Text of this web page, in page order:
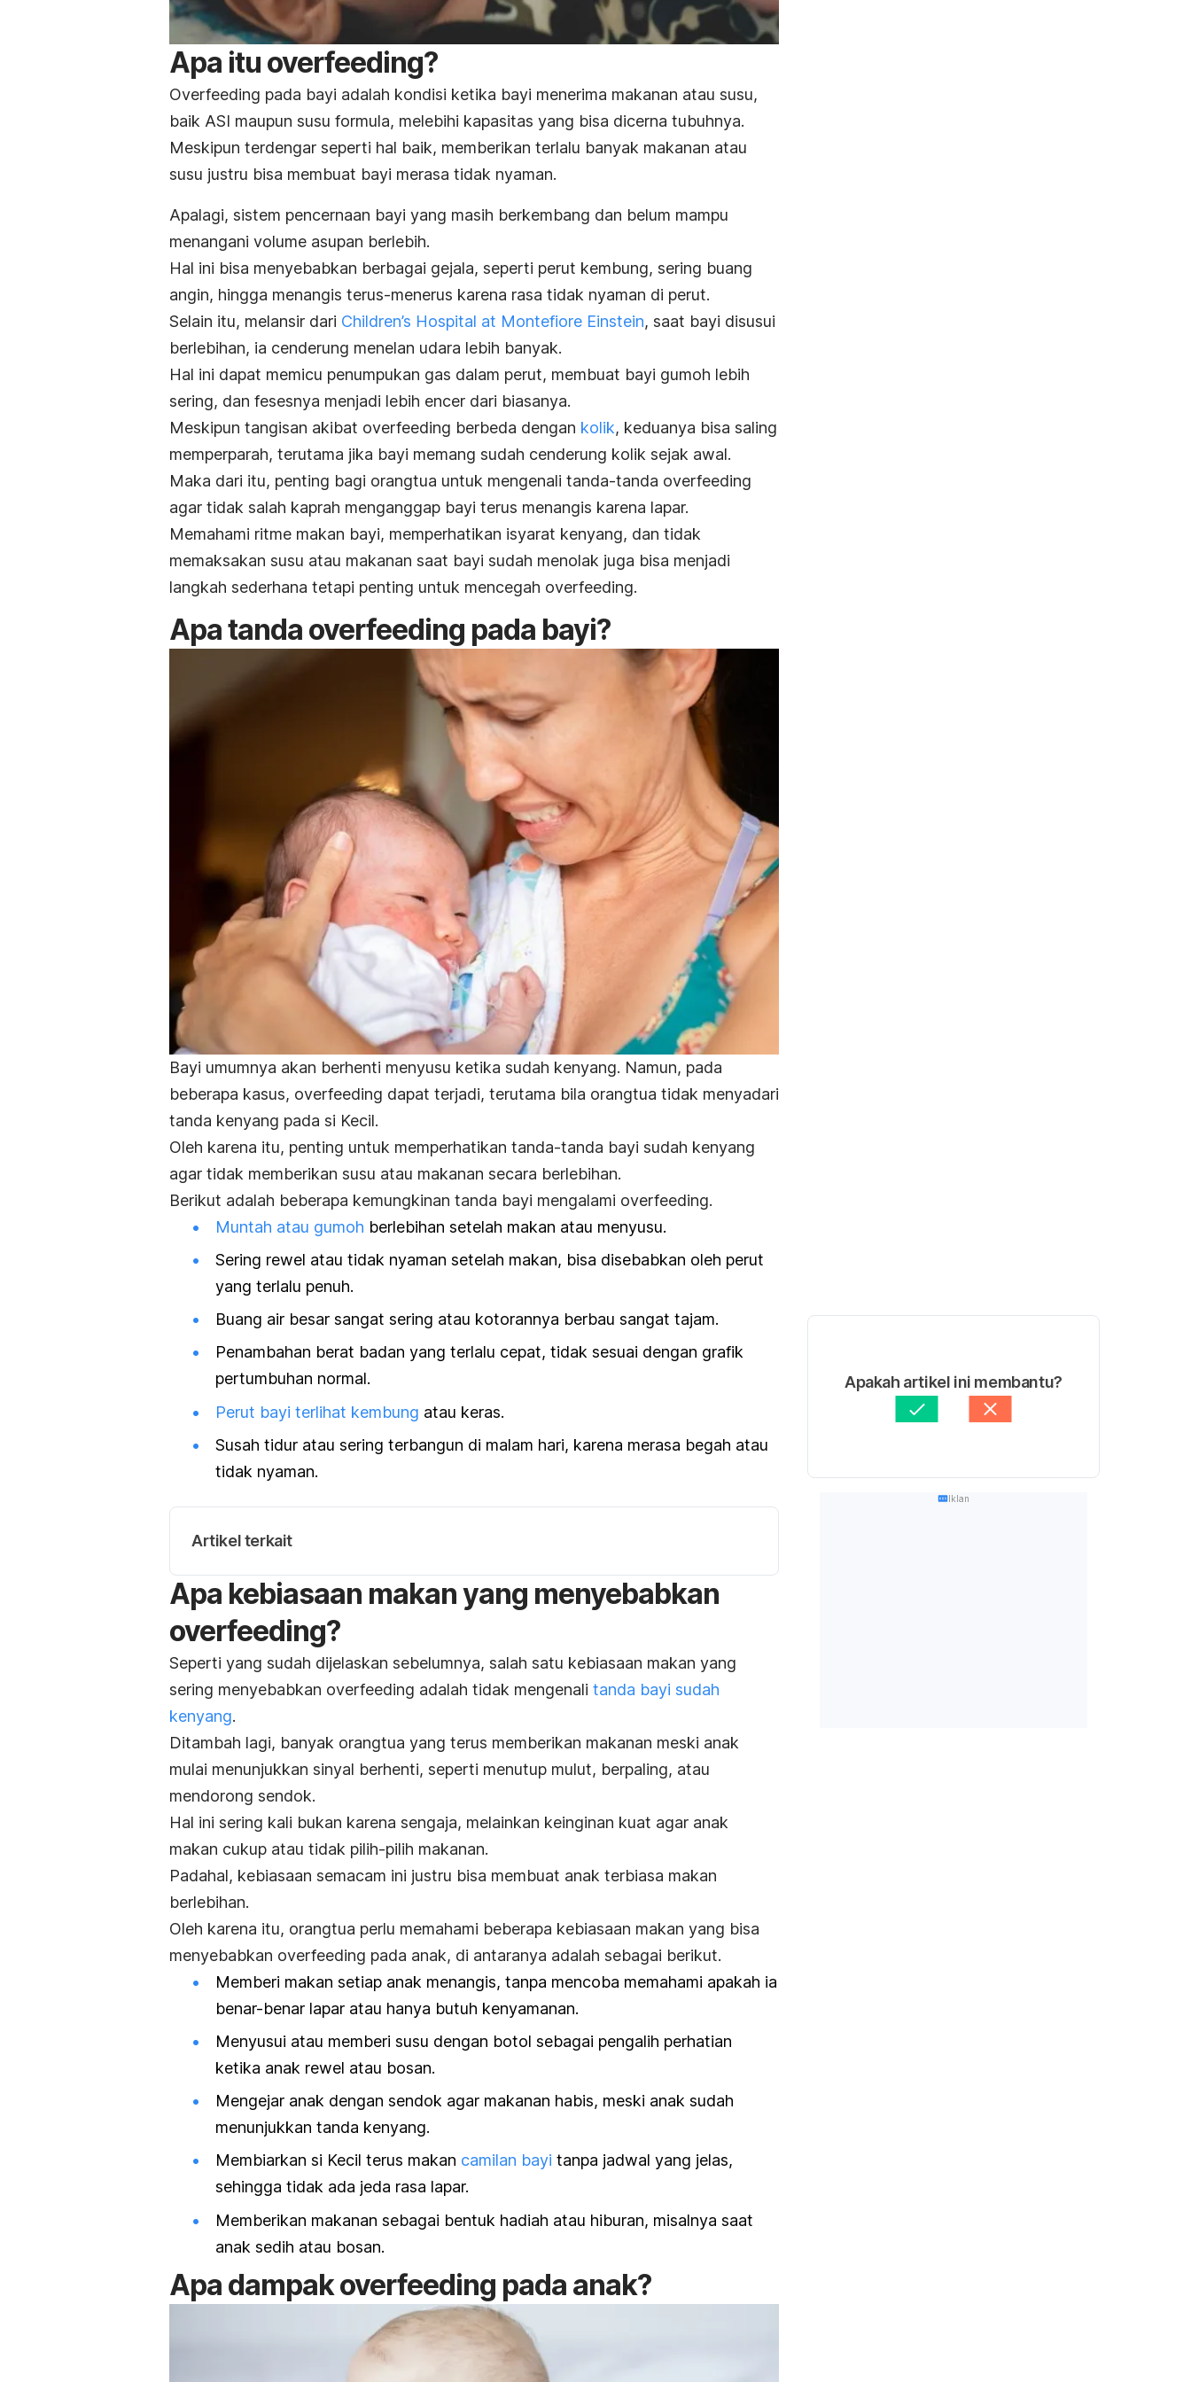
Apa itu overfeeding?
Overfeeding pada bayi adalah kondisi ketika bayi menerima makanan atau susu,
baik ASI maupun susu formula, melebihi kapasitas yang bisa dicerna tubuhnya.
Meskipun terdengar seperti hal baik, memberikan terlalu banyak makanan atau
susu justru bisa membuat bayi merasa tidak nyaman.
Apalagi, sistem pencernaan bayi yang masih berkembang dan belum mampu
menangani volume asupan berlebih.
Hal ini bisa menyebabkan berbagai gejala, seperti perut kembung, sering buang
angin, hingga menangis terus-menerus karena rasa tidak nyaman di perut.
Selain itu, melansir dari Children’s Hospital at Montefiore Einstein, saat bayi disusui
berlebihan, ia cenderung menelan udara lebih banyak.
Hal ini dapat memicu penumpukan gas dalam perut, membuat bayi gumoh lebih
sering, dan fesesnya menjadi lebih encer dari biasanya.
Meskipun tangisan akibat overfeeding berbeda dengan kolik, keduanya bisa saling
memperparah, terutama jika bayi memang sudah cenderung kolik sejak awal.
Maka dari itu, penting bagi orangtua untuk mengenali tanda-tanda overfeeding
agar tidak salah kaprah menganggap bayi terus menangis karena lapar.
Memahami ritme makan bayi, memperhatikan isyarat kenyang, dan tidak
memaksakan susu atau makanan saat bayi sudah menolak juga bisa menjadi
langkah sederhana tetapi penting untuk mencegah overfeeding.
Apa tanda overfeeding pada bayi?
Bayi umumnya akan berhenti menyusu ketika sudah kenyang. Namun, pada
beberapa kasus, overfeeding dapat terjadi, terutama bila orangtua tidak menyadari
tanda kenyang pada si Kecil.
Oleh karena itu, penting untuk memperhatikan tanda-tanda bayi sudah kenyang
agar tidak memberikan susu atau makanan secara berlebihan.
Berikut adalah beberapa kemungkinan tanda bayi mengalami overfeeding.
Muntah atau gumoh berlebihan setelah makan atau menyusu.
Sering rewel atau tidak nyaman setelah makan, bisa disebabkan oleh perut
yang terlalu penuh.
Buang air besar sangat sering atau kotorannya berbau sangat tajam.
Penambahan berat badan yang terlalu cepat, tidak sesuai dengan grafik
pertumbuhan normal.
Perut bayi terlihat kembung atau keras.
Susah tidur atau sering terbangun di malam hari, karena merasa begah atau
tidak nyaman.
Artikel terkait
Apa kebiasaan makan yang menyebabkan
overfeeding?
Seperti yang sudah dijelaskan sebelumnya, salah satu kebiasaan makan yang
sering menyebabkan overfeeding adalah tidak mengenali tanda bayi sudah
kenyang.
Ditambah lagi, banyak orangtua yang terus memberikan makanan meski anak
mulai menunjukkan sinyal berhenti, seperti menutup mulut, berpaling, atau
mendorong sendok.
Hal ini sering kali bukan karena sengaja, melainkan keinginan kuat agar anak
makan cukup atau tidak pilih-pilih makanan.
Padahal, kebiasaan semacam ini justru bisa membuat anak terbiasa makan
berlebihan.
Oleh karena itu, orangtua perlu memahami beberapa kebiasaan makan yang bisa
menyebabkan overfeeding pada anak, di antaranya adalah sebagai berikut.
Memberi makan setiap anak menangis, tanpa mencoba memahami apakah ia
benar-benar lapar atau hanya butuh kenyamanan.
Menyusui atau memberi susu dengan botol sebagai pengalih perhatian
ketika anak rewel atau bosan.
Mengejar anak dengan sendok agar makanan habis, meski anak sudah
menunjukkan tanda kenyang.
Membiarkan si Kecil terus makan camilan bayi tanpa jadwal yang jelas,
sehingga tidak ada jeda rasa lapar.
Memberikan makanan sebagai bentuk hadiah atau hiburan, misalnya saat
anak sedih atau bosan.
Apa dampakoverfeeding pada anak?
Apakah artikel ini membantu?
Iklan